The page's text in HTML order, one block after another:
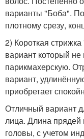
варианты "Боба".
плотному срезу,
2) Короткая
вариант который не
парикмахерскую.
вариант,
приобретает
Отличный вариант
лица. Длина прядей
головы, с учетом